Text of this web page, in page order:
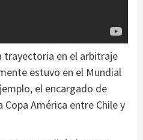
trayectoria en el arbitraje
estuvo en el Mundial
el encargado de
América entre Chile y